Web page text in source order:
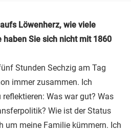
Löwenherz, wie viele
haben Sie sich nicht mit 1860
Stunden Sechzig am Tag
immer zusammen. Ich
reflektieren: Was war gut? Was
Wie ist der Status
um meine Familie kümmern. Ich